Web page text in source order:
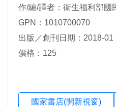
作/編/譯者：衛生福利部國
GPN：1010700070
出版／創刊日期：2018-01
價格：125
國家書店(開新視窗)